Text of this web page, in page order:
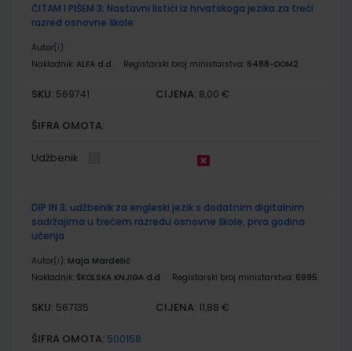
ČITAM I PIŠEM 3; Nastavni listići iz hrvatskoga jezika za treći
razred osnovne škole
Autor(i):
Nakladnik: ALFA d.d. Registarski broj ministarstva: 6488-DOM2
SKU: 569741 CIJENA: 8,00 €
ŠIFRA OMOTA:
Udžbenik
DIP IN 3; udžbenik za engleski jezik s dodatnim digitalnim
sadržajima u trećem razredu osnovne škole, prva godina
učenja
Autor(i): Maja Mardešić
Nakladnik: ŠKOLSKA KNJIGA d.d. Registarski broj ministarstva: 6995
SKU: 567135 CIJENA: 11,88 €
ŠIFRA OMOTA: 500158